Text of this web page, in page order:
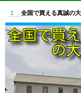
１． 全国で買える真誠の